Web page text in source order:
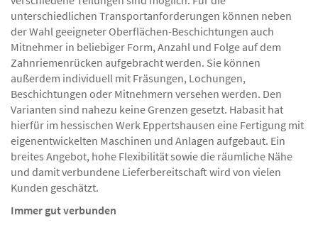
unterschiedlichen Transportanforderungen können neben
der Wahl geeigneter Oberflächen-Beschichtungen auch
Mitnehmer in beliebiger Form, Anzahl und Folge auf dem
Zahnriemenrücken aufgebracht werden. Sie können
außerdem individuell mit Fräsungen, Lochungen,
Beschichtungen oder Mitnehmern versehen werden. Den
Varianten sind nahezu keine Grenzen gesetzt. Habasit hat
hierfür im hessischen Werk Eppertshausen eine Fertigung mit
eigenentwickelten Maschinen und Anlagen aufgebaut. Ein
breites Angebot, hohe Flexibilität sowie die räumliche Nähe
und damit verbundene Lieferbereitschaft wird von vielen
Kunden geschätzt.
Immer gut verbunden